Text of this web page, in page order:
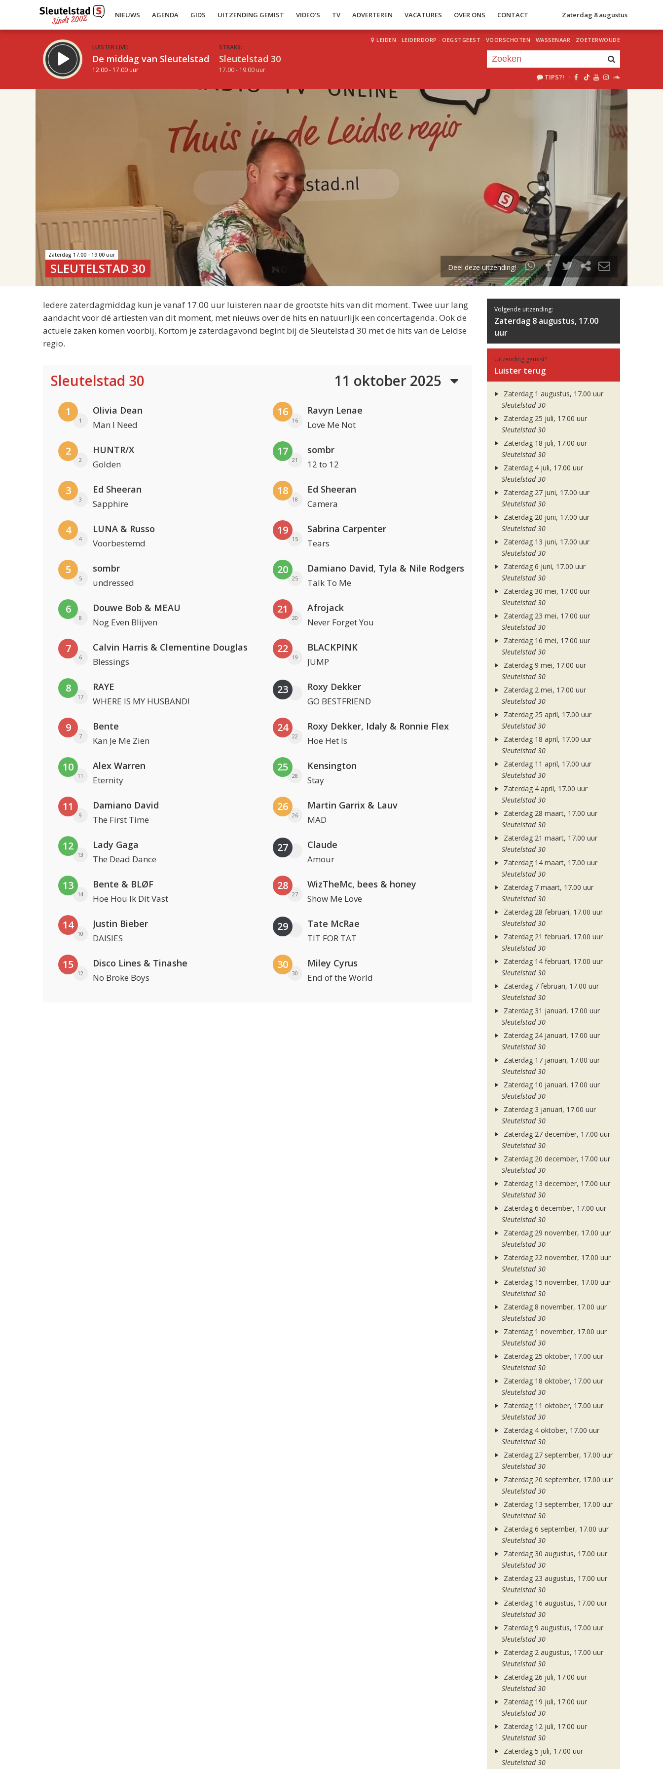
NIEUWS AGENDA GIDS UITZENDING GEMIST VIDEO’S TV ADVERTEREN VACATURES OVER ONS CONTACT Zaterdag 8 augustus
LUISTER LIVE:
De middag van Sleutelstad
12.00 - 17.00 uur
STRAKS:
Sleutelstad 30
17.00 - 19.00 uur
LEIDEN · LEIDERDORP · OEGSTGEEST · VOORSCHOTEN · WASSENAAR · ZOETERWOUDE
TIPS?! ·
uur 1 van 2
Volgend uur
Zaterdag 17.00 - 19.00 uur
SLEUTELSTAD 30 Deel deze uitzending!
Iedere zaterdagmiddag kun je vanaf 17.00 uur luisteren naar de grootste hits van dit moment. Twee uur lang
aandacht voor dé artiesten van dit moment, met nieuws over de hits en natuurlijk een concertagenda. Ook de
actuele zaken komen voorbij. Kortom je zaterdagavond begint bij de Sleutelstad 30 met de hits van de Leidse
regio.
Sleutelstad 30 11 oktober 2025
1
1
Olivia Dean
Man I Need
2
2
HUNTR/X
Golden
3
3
Ed Sheeran
Sapphire
4
4
LUNA & Russo
Voorbestemd
5
5
sombr
undressed
6
8
Douwe Bob & MEAU
Nog Even Blijven
7
6
Calvin Harris & Clementine Douglas
Blessings
8
17
RAYE
WHERE IS MY HUSBAND!
9
7
Bente
Kan Je Me Zien
10
11
Alex Warren
Eternity
11
9
Damiano David
The First Time
12
13
Lady Gaga
The Dead Dance
13
14
Bente & BLØF
Hoe Hou Ik Dit Vast
14
10
Justin Bieber
DAISIES
15
12
Disco Lines & Tinashe
No Broke Boys
16
16
Ravyn Lenae
Love Me Not
17
21
sombr
12 to 12
18
18
Ed Sheeran
Camera
19
15
Sabrina Carpenter
Tears
20
25
Damiano David, Tyla & Nile Rodgers
Talk To Me
21
20
Afrojack
Never Forget You
22
19
BLACKPINK
JUMP
23 Roxy Dekker
GO BESTFRIEND
24
22
Roxy Dekker, Idaly & Ronnie Flex
Hoe Het Is
25
28
Kensington
Stay
26
26
Martin Garrix & Lauv
MAD
27 Claude
Amour
28
27
WizTheMc, bees & honey
Show Me Love
29 Tate McRae
TIT FOR TAT
30
30
Miley Cyrus
End of the World
Volgende uitzending:
Zaterdag 8 augustus, 17.00
uur
Uitzending gemist?
Luister terug
Zaterdag 1 augustus, 17.00 uur
Sleutelstad 30
Zaterdag 25 juli, 17.00 uur
Sleutelstad 30
Zaterdag 18 juli, 17.00 uur
Sleutelstad 30
Zaterdag 4 juli, 17.00 uur
Sleutelstad 30
Zaterdag 27 juni, 17.00 uur
Sleutelstad 30
Zaterdag 20 juni, 17.00 uur
Sleutelstad 30
Zaterdag 13 juni, 17.00 uur
Sleutelstad 30
Zaterdag 6 juni, 17.00 uur
Sleutelstad 30
Zaterdag 30 mei, 17.00 uur
Sleutelstad 30
Zaterdag 23 mei, 17.00 uur
Sleutelstad 30
Zaterdag 16 mei, 17.00 uur
Sleutelstad 30
Zaterdag 9 mei, 17.00 uur
Sleutelstad 30
Zaterdag 2 mei, 17.00 uur
Sleutelstad 30
Zaterdag 25 april, 17.00 uur
Sleutelstad 30
Zaterdag 18 april, 17.00 uur
Sleutelstad 30
Zaterdag 11 april, 17.00 uur
Sleutelstad 30
Zaterdag 4 april, 17.00 uur
Sleutelstad 30
Zaterdag 28 maart, 17.00 uur
Sleutelstad 30
Zaterdag 21 maart, 17.00 uur
Sleutelstad 30
Zaterdag 14 maart, 17.00 uur
Sleutelstad 30
Zaterdag 7 maart, 17.00 uur
Sleutelstad 30
Zaterdag 28 februari, 17.00 uur
Sleutelstad 30
Zaterdag 21 februari, 17.00 uur
Sleutelstad 30
Zaterdag 14 februari, 17.00 uur
Sleutelstad 30
Zaterdag 7 februari, 17.00 uur
Sleutelstad 30
Zaterdag 31 januari, 17.00 uur
Sleutelstad 30
Zaterdag 24 januari, 17.00 uur
Sleutelstad 30
Zaterdag 17 januari, 17.00 uur
Sleutelstad 30
Zaterdag 10 januari, 17.00 uur
Sleutelstad 30
Zaterdag 3 januari, 17.00 uur
Sleutelstad 30
Zaterdag 27 december, 17.00 uur
Sleutelstad 30
Zaterdag 20 december, 17.00 uur
Sleutelstad 30
Zaterdag 13 december, 17.00 uur
Sleutelstad 30
Zaterdag 6 december, 17.00 uur
Sleutelstad 30
Zaterdag 29 november, 17.00 uur
Sleutelstad 30
Zaterdag 22 november, 17.00 uur
Sleutelstad 30
Zaterdag 15 november, 17.00 uur
Sleutelstad 30
Zaterdag 8 november, 17.00 uur
Sleutelstad 30
Zaterdag 1 november, 17.00 uur
Sleutelstad 30
Zaterdag 25 oktober, 17.00 uur
Sleutelstad 30
Zaterdag 18 oktober, 17.00 uur
Sleutelstad 30
Zaterdag 11 oktober, 17.00 uur
Sleutelstad 30
Zaterdag 4 oktober, 17.00 uur
Sleutelstad 30
Zaterdag 27 september, 17.00 uur
Sleutelstad 30
Zaterdag 20 september, 17.00 uur
Sleutelstad 30
Zaterdag 13 september, 17.00 uur
Sleutelstad 30
Zaterdag 6 september, 17.00 uur
Sleutelstad 30
Zaterdag 30 augustus, 17.00 uur
Sleutelstad 30
Zaterdag 23 augustus, 17.00 uur
Sleutelstad 30
Zaterdag 16 augustus, 17.00 uur
Sleutelstad 30
Zaterdag 9 augustus, 17.00 uur
Sleutelstad 30
Zaterdag 2 augustus, 17.00 uur
Sleutelstad 30
Zaterdag 26 juli, 17.00 uur
Sleutelstad 30
Zaterdag 19 juli, 17.00 uur
Sleutelstad 30
Zaterdag 12 juli, 17.00 uur
Sleutelstad 30
Zaterdag 5 juli, 17.00 uur
Sleutelstad 30